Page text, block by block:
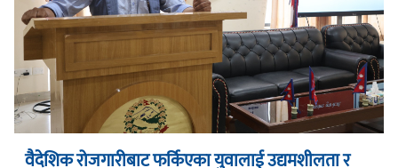
वैदेशिक रोजगारीबाट फर्किएका युवालाई उद्यमशीलता र